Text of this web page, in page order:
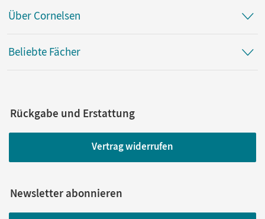
Über Cornelsen
Beliebte Fächer
Rückgabe und Erstattung
Vertrag widerrufen
Newsletter abonnieren